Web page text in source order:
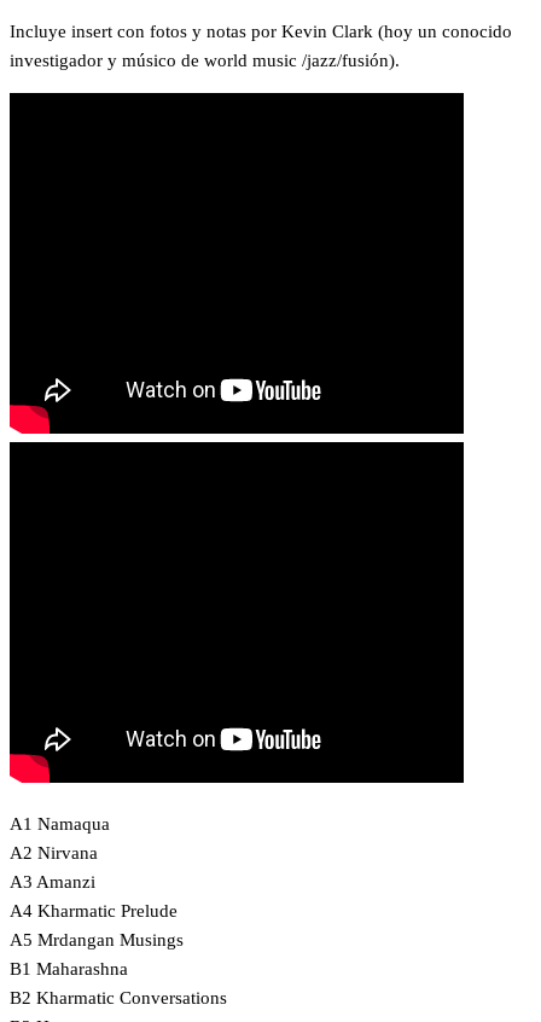
Incluye insert con fotos y notas por Kevin Clark (hoy un conocido
investigador y músico de world music /jazz/fusión).
A1 Namaqua
A2 Nirvana
A3 Amanzi
A4 Kharmatic Prelude
A5 Mrdangan Musings
B1 Maharashna
B2 Kharmatic Conversations